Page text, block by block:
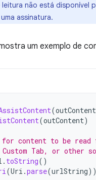
leitura não está disponível
assinatura.
um exemplo de
(outContent
(outContent)
for content to be read
Custom Tab, or other
. toString()
(Uri .parse(urlString))